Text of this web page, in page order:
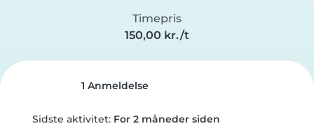
Timepris
150,00 kr./t
1 Anmeldelse
Sidste aktivitet: For 2 måneder siden